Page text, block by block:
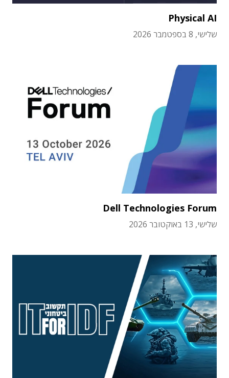
Physical AI
שלישי, 8 בספטמבר 2026
Dell Technologies Forum
שלישי, 13 באוקטובר 2026